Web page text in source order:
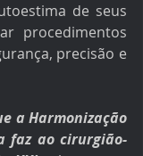
de seus
procedimentos
precisão e
a Harmonização
faz ao cirurgião-